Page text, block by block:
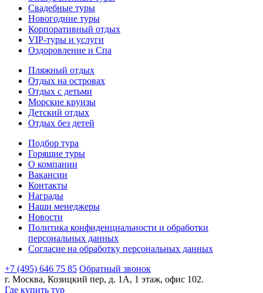
Свадебные туры
Новогодние туры
Корпоративный отдых
VIP-туры и услуги
Оздоровление и Спа
Пляжный отдых
Отдых на островах
Отдых с детьми
Морские круизы
Детский отдых
Отдых без детей
Подбор тура
Горящие туры
О компании
Вакансии
Контакты
Награды
Наши менеджеры
Новости
Политика конфиденциальности и обработки
персональных данных
Согласие на обработку персональных данных
+7 (495) 646 75 85 Обратный звонок
г. Москва, Козицкий пер, д. 1А, 1 этаж, офис 102.
Где купить тур